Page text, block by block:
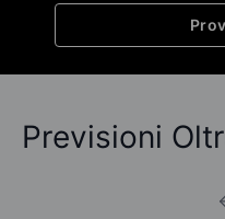
Previsioni